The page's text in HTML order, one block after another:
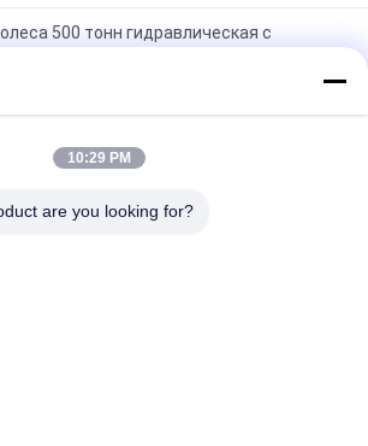
500 тонн гидравлическая с
конца
CNC цилиндра с располагать
машина прессы колеса дизайна
10:29 PM
are you looking for?